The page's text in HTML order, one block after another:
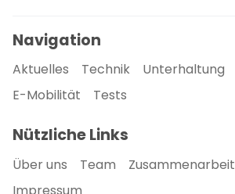
Navigation
Aktuelles Technik Unterhaltung
E-Mobilität
Tests
Nützliche Links
Über uns Team Zusammenarbeit